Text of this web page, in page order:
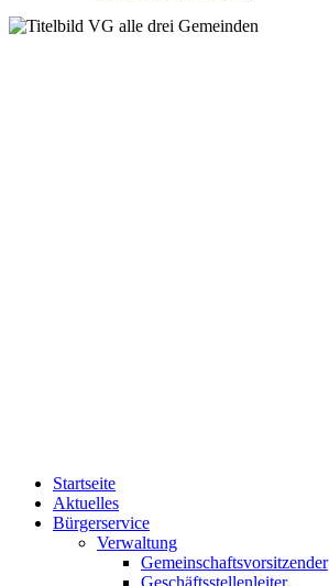
Startseite
Aktuelles
Bürgerservice
Verwaltung
Gemeinschaftsvorsitzender
Geschäftsstellenleiter